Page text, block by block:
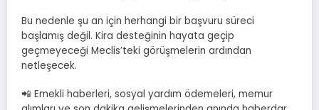
Bu nedenle şu an için herhangi bir başvuru süreci
başlamış değil. Kira desteğinin hayata geçip
geçmeyeceği Meclis’teki görüşmelerin ardından
netleşecek.
📲 Emekli haberleri, sosyal yardım ödemeleri, memur